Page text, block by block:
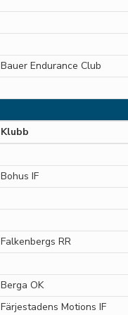
Bauer Endurance Club
Klubb
Bohus IF
Falkenbergs RR
Berga OK
Färjestadens Motions IF